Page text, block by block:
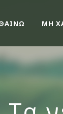
ΜΗ